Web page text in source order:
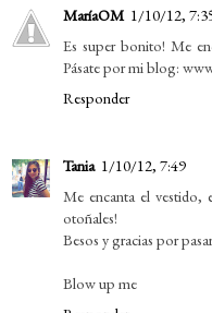
MaríaOM 1/10/12,
Es super bonito! Me
Pásate por mi blog:
Responder
Tania 1/10/12, 7:49
Me encanta el vestido,
otoñales!
Besos y gracias por
Blow up me